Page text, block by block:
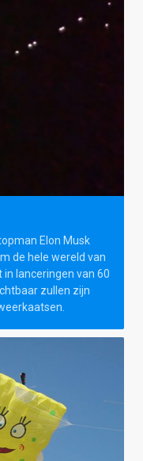
Elon Musk
de hele wereld van
lanceringen van 60
zullen zijn